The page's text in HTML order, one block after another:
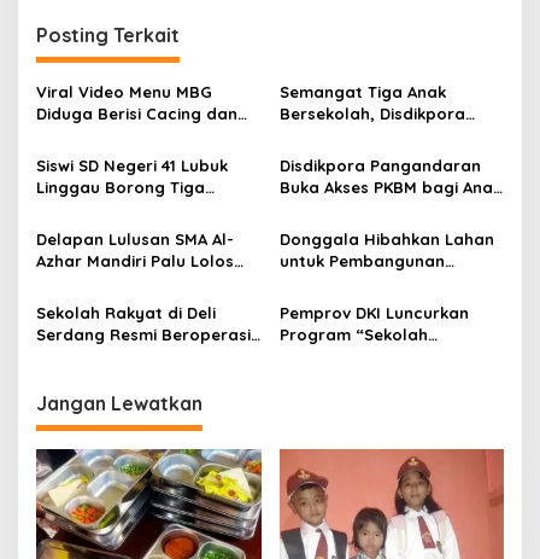
a
s
i
p
o
s
Posting Terkait
Viral Video Menu MBG
Diduga Berisi Cacing dan
Lakukan Investigasi
Semangat Tiga Anak
Bersekolah, Disdikpora
Pendidikan Terpenuhi
Siswi SD Negeri 41 Lubuk
Linggau Borong Tiga
Kejuaraan Akuatik
Indonesia Palembang
Disdikpora Pangandaran
Buka Akses PKBM bagi Anak
Delapan Lulusan SMA Al-
Azhar Mandiri Palu Lolos
Favorit
Donggala Hibahkan Lahan
untuk Pembangunan
Terintegrasi
Sekolah Rakyat di Deli
Serdang Resmi Beroperasi,
Pemprov DKI Luncurkan
Program “Sekolah
Jangan Lewatkan